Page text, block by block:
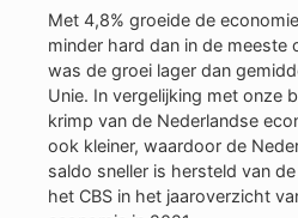
Met 4,8% groeide de
minder hard dan in de meeste
was de groei lager dan
Unie. In vergelijking met onze
krimp van de Nederlandse
ook kleiner, waardoor de
saldo sneller is hersteld van
het CBS in het jaaroverzicht